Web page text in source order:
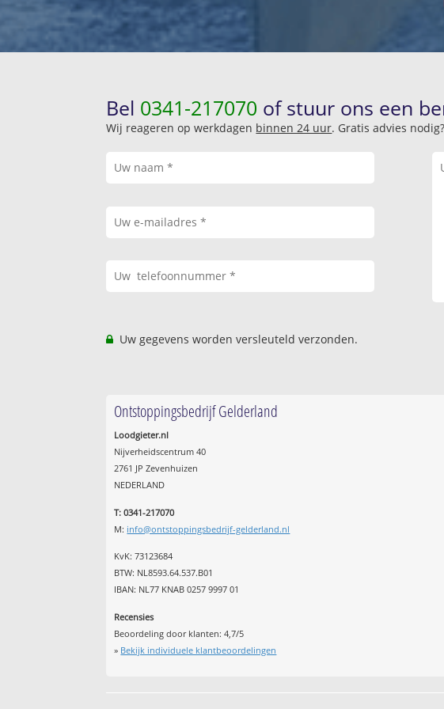
Bel 0341-217070 of stuur ons een
Wij reageren op werkdagen binnen 24 uur. Gratis advies
Uw gegevens worden versleuteld verzonden.
Ontstoppingsbedrijf Gelderland
Loodgieter.nl
Nijverheidscentrum 40
2761 JP Zevenhuizen
NEDERLAND
T: 0341-217070
M: info@ontstoppingsbedrijf-gelderland.nl
KvK: 73123684
BTW: NL8593.64.537.B01
IBAN: NL77 KNAB 0257 9997 01
Recensies
Beoordeling door klanten:4,7/5
» Bekijk individuele klantbeoordelingen